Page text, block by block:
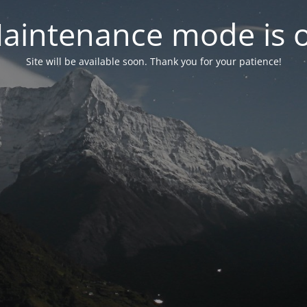
mode is
Site will be available soon. Thank you for your patience!